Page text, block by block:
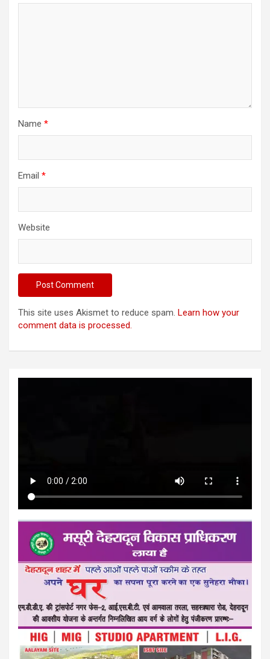
Name *
Email *
Website
This site uses Akismet to reduce spam. Learn how your
comment data is processed.